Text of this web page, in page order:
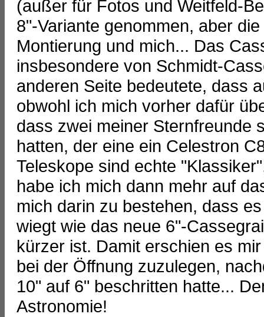
(außer für Fotos und Weitfeld-
8"-Variante genommen, aber
Montierung und mich... Das
insbesondere von Schmidt-
anderen Seite bedeutete, dass
obwohl ich mich vorher dafür
dass zwei meiner Sternfreunde
hatten, der eine ein Celestron
Teleskope sind echte
habe ich mich dann mehr auf
mich darin zu bestehen, dass
wiegt wie das neue 6"-
kürzer ist. Damit erschien es
bei der Öffnung zuzulegen,
10" auf 6" beschritten hatte...
Astronomie!